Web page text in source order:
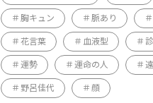
胸キュン 脈あり
花言葉 血液型
運勢 運命の人
野呂佳代 顔